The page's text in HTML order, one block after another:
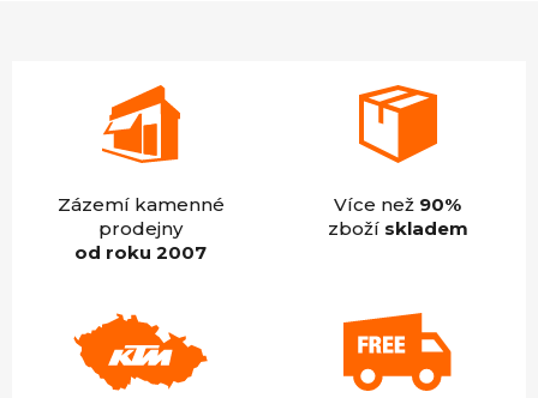
Zázemí kamenné
prodejny
od roku 2007
Více než 90%
zboží skladem